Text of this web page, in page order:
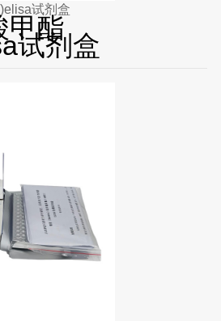
试剂盒
甲酯
试剂盒